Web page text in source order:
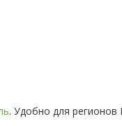
. Удобно для регионов